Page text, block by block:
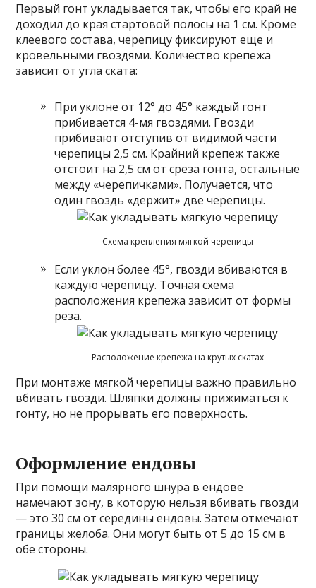
Первый гонт укладывается так, чтобы его край не
доходил до края стартовой полосы на 1 см. Кроме
клеевого состава, черепицу фиксируют еще и
кровельными гвоздями. Количество крепежа
зависит от угла ската:
При уклоне от 12° до 45° каждый гонт
прибивается 4-мя гвоздями. Гвозди
прибивают отступив от видимой части
черепицы 2,5 см. Крайний крепеж также
отстоит на 2,5 см от среза гонта, остальные
между «черепичками». Получается, что
один гвоздь «держит» две черепицы.
Схема крепления мягкой черепицы
Если уклон более 45°, гвозди вбиваются в
каждую черепицу. Точная схема
расположения крепежа зависит от формы
реза.
Расположение крепежа на крутых скатах
При монтаже мягкой черепицы важно правильно
вбивать гвозди. Шляпки должны прижиматься к
гонту, но не прорывать его поверхность.
Оформление ендовы
При помощи малярного шнура в ендове
намечают зону, в которую нельзя вбивать гвозди
— это 30 см от середины ендовы. Затем отмечают
границы желоба. Они могут быть от 5 до 15 см в
обе стороны.